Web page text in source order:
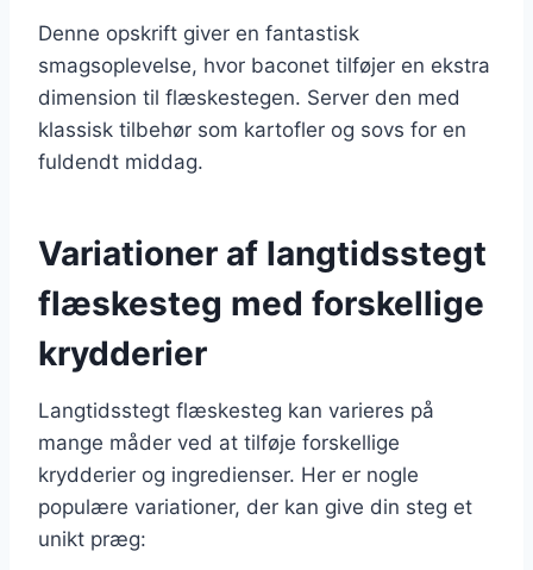
Denne opskrift giver en fantastisk
smagsoplevelse, hvor baconet tilføjer en ekstra
dimension til flæskestegen. Server den med
klassisk tilbehør som kartofler og sovs for en
fuldendt middag.
Variationer af langtidsstegt
flæskesteg med forskellige
krydderier
Langtidsstegt flæskesteg kan varieres på
mange måder ved at tilføje forskellige
krydderier og ingredienser. Her er nogle
populære variationer, der kan give din steg et
unikt præg: